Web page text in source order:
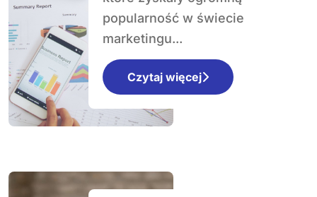
popularność?
popularność w świecie
marketingu...
Czytaj więcej